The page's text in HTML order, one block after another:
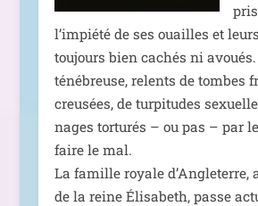
l’impiété de ses ouailles et
tou­jours bien cachés ni
téné­breuse, relents de tombes
creu­sées, de tur­pi­tudes
nages tor­tu­rés – ou pas – par
faire le mal.
La famille royale d’Angleterre,
de la reine Élisabeth, passe